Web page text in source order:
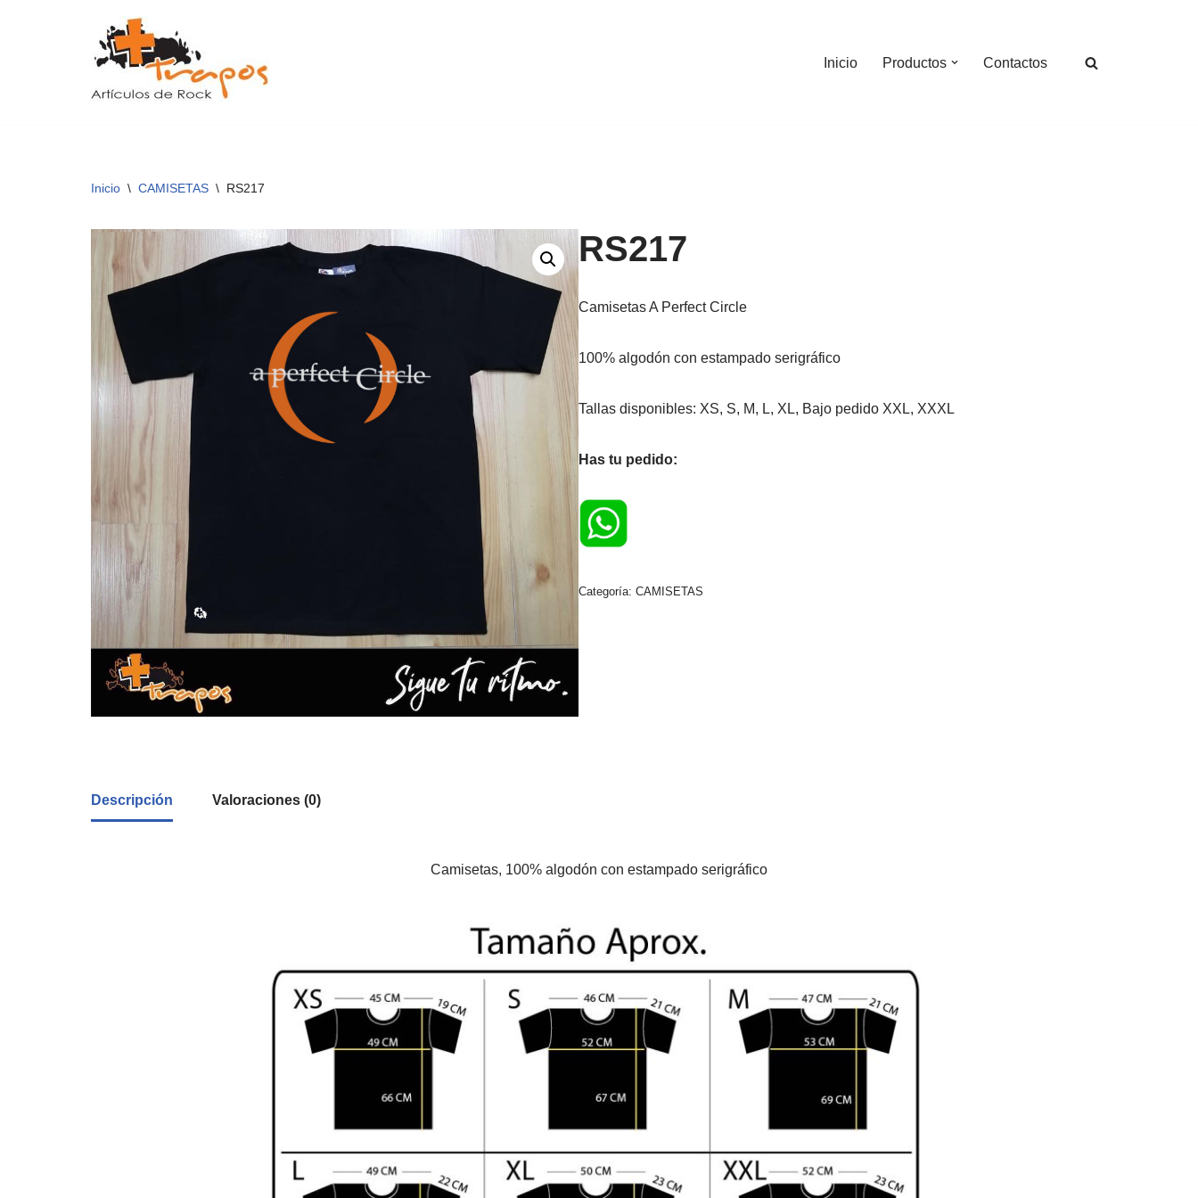
Inicio Productos Contactos
Inicio \ CAMISETAS \ RS217
RS217
Camisetas A Perfect Circle
100% algodón con estampado serigráfico
Tallas disponibles: XS, S, M, L, XL, Bajo pedido XXL, XXXL
Has tu pedido:
Categoría:CAMISETAS
Descripción Valoraciones (0)
Camisetas, 100% algodón con estampado serigráfico